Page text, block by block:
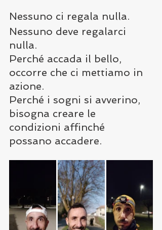
Nessuno ci regala nulla.
Nessuno deve regalarci
nulla.
Perché accada il bello,
occorre che ci mettiamo in
azione.
Perché i sogni si avverino,
bisogna creare le
condizioni affinché
possano accadere.